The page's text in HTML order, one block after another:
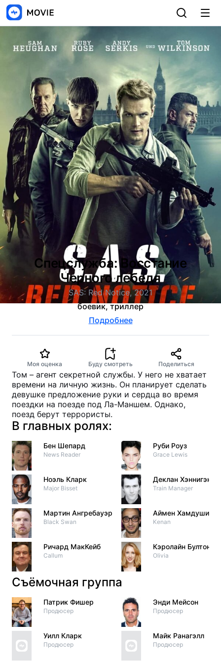
Спецслужба: Восстание
Черного лебедя
SAS: Red Notice, 2021
боевик, триллер
Подробнее
Моя оценка Буду смотреть Поделиться
Том – агент секретной службы. У него не хватает
времени на личную жизнь. Он планирует сделать
девушке предложение руки и сердца во время
поездки на поезде под Ла-Маншем. Однако,
поезд берут террористы.
В главных ролях:
Бен Шепард
News Reader
Ноэль Кларк
Major Bisset
Мартин Ангребауэр
Black Swan
Ричард МакКейб
Callum
Руби Роуз
Grace Lewis
Деклан Хэннигэн
Train Manager
Аймен Хамдуши
Kenan
Кэролайн Бултон
Olivia
Съёмочная группа
Патрик Фишер
Продюсер
Уилл Кларк
Продюсер
Энди Мейсон
Продюсер
Майк Ранагэлл
Продюсер